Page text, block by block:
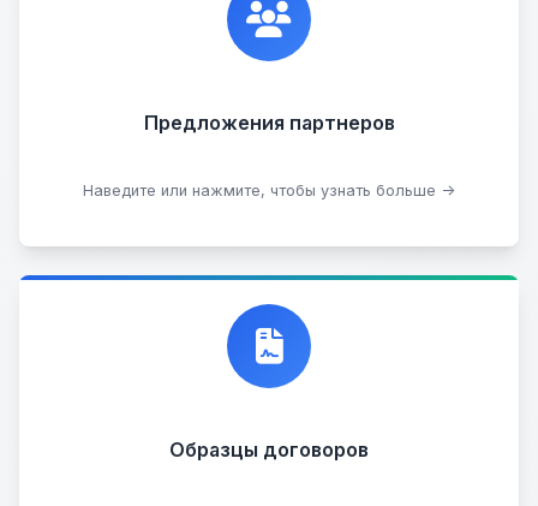
Предложения партнеров
Наведите или нажмите, чтобы узнать больше →
вас есть интересные идеи, мы всегда открыты к
сотрудничеству.
Стать партнером
Образцы договоров
Договор купли-продажи